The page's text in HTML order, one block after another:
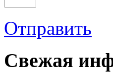
Отправить
Свежая